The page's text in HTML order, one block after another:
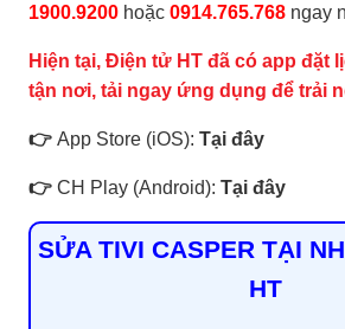
1900.9200 hoặc 0914.765.768 ngay
Hiện tại, Điện tử HT đã có app đặt
tận nơi, tải ngay ứng dụng để trải
👉 App Store (iOS): Tại đây
👉 CH Play (Android): Tại đây
SỬA TIVI CASPER TẠI
HT